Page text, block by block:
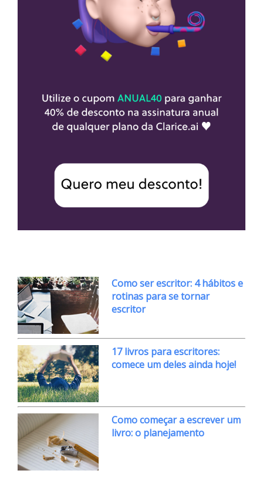
Como ser escritor: 4 hábitos e
rotinas para se tornar
escritor
17 livros para escritores:
comece um deles ainda hoje!
Como começar a escrever um
livro: o planejamento